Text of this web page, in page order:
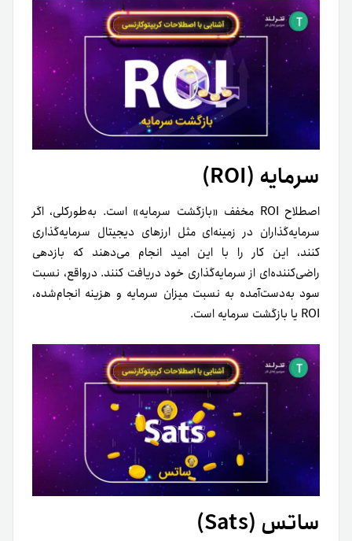
سرمایه (ROI)
اصطلاح ROI مخفف «بازگشت سرمایه» است. به‌طور‌کلی، اگر
سرمایه‌گذاران در زمینه‌ای مثل ارزهای دیجیتال سرمایه‌گذاری
کنند، این کار را با این امید انجام می‌دهند که بازدهی
راضی‌کننده‌ای از سرمایه‌گذاری خود دریافت کنند. درواقع، نسبت
سود به‌دست‌آمده به نسبت میزان سرمایه و هزینه انجام‌شده،
ROI یا بازگشت سرمایه است.
ساتس (Sats)